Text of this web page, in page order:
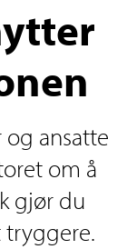
ansatte
om å
gjør du